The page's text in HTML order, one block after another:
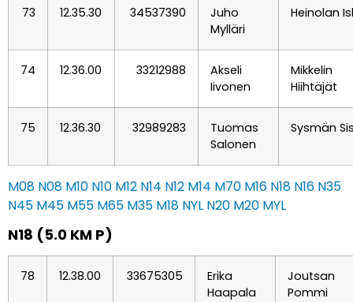
73 12.35.30 34537390
Juho
Mylläri
Heinolan
74 12.36.00 33212988
Akseli
Iivonen
Mikkelin
Hiihtäjät
75 12.36.30 32989283
Tuomas
Salonen
Sysmän
M08 N08 M10 N10 M12 N14 N12 M14 M70 M16 N18 N16 N35
N45 M45 M55 M65 M35 M18 NYL N20 M20 MYL
N18 (5.0 KM P)
78 12.38.00 33675305
Erika
Haapala
Joutsan
Pommi